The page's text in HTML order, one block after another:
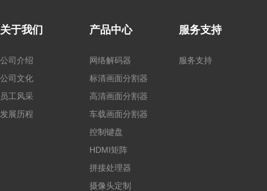
关于我们
公司介绍
公司文化
员工风采
发展历程
产品中心
网络解码器
标清画面分割器
高清画面分割器
车载画面分割器
控制键盘
HDMI矩阵
拼接处理器
摄像头定制
服务支持
服务支持